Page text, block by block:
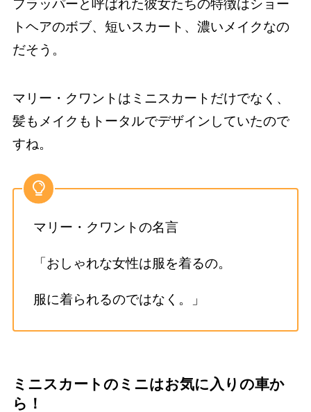
フラッパーと呼ばれた彼女たちの特徴はショー
トヘアのボブ、短いスカート、濃いメイクなの
だそう。
マリー・クワントはミニスカートだけでなく、
髪もメイクもトータルでデザインしていたので
すね。
マリー・クワントの名言
「おしゃれな女性は服を着るの。
服に着られるのではなく。」
ミニスカートのミニはお気に入りの車か
ら！